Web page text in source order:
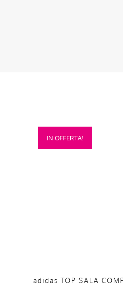
IN OFFERTA!
adidas TOP SALA
Questo
prodotto
del